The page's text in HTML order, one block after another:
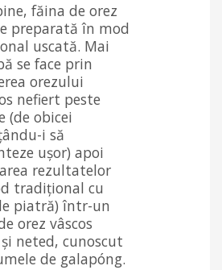
făina de orez
preparată în mod
uscată. Mai
se face prin
orezului
nefiert peste
(de obicei
i să
ușor) apoi
rezultatelor
tradițional cu
piatră) într-un
orez vâscos
neted, cunoscut
de galapóng.